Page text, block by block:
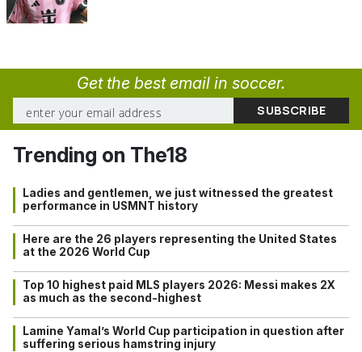
Get the best email in soccer.
Trending on The18
Ladies and gentlemen, we just witnessed the greatest
performance in USMNT history
Here are the 26 players representing the United States
at the 2026 World Cup
Top 10 highest paid MLS players 2026: Messi makes 2X
as much as the second-highest
Lamine Yamal’s World Cup participation in question after
suffering serious hamstring injury